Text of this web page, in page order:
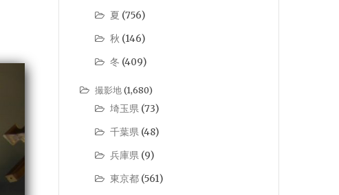
夏 (756)
秋 (146)
冬 (409)
撮影地(1,680)
埼玉県 (73)
千葉県 (48)
兵庫県 (9)
東京都 (561)